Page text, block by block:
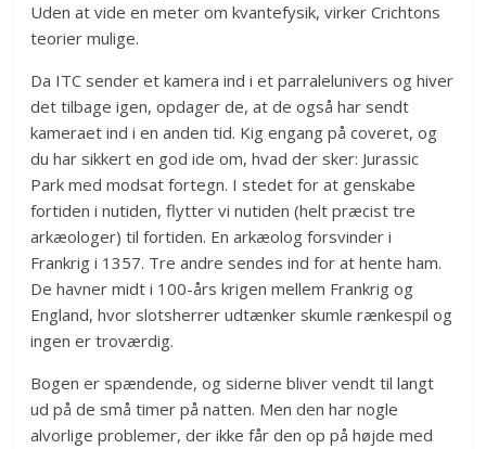
Uden at vide en meter om kvantefysik, virker Crichtons
teorier mulige.
Da ITC sender et kamera ind i et parralelunivers og hiver
det tilbage igen, opdager de, at de også har sendt
kameraet ind i en anden tid. Kig engang på coveret, og
du har sikkert en god ide om, hvad der sker: Jurassic
Park med modsat fortegn. I stedet for at genskabe
fortiden i nutiden, flytter vi nutiden (helt præcist tre
arkæologer) til fortiden. En arkæolog forsvinder i
Frankrig i 1357. Tre andre sendes ind for at hente ham.
De havner midt i 100-års krigen mellem Frankrig og
England, hvor slotsherrer udtænker skumle rænkespil og
ingen er troværdig.
Bogen er spændende, og siderne bliver vendt til langt
ud på de små timer på natten. Men den har nogle
alvorlige problemer, der ikke får den op på højde med